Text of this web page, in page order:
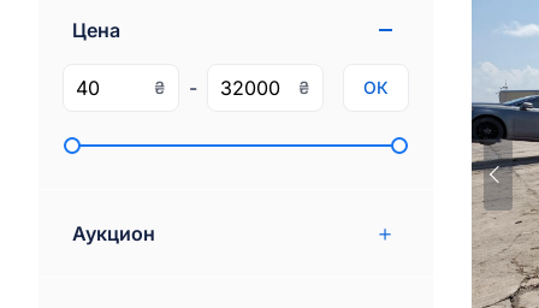
Цена
₴ - ₴ ОК
Аукцион